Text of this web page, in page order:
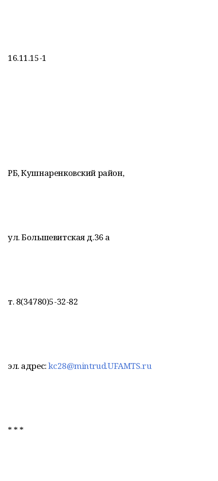
16.11.15-1
РБ, Кушнаренковский район,
ул. Большевитская д.36 а
т. 8(34780)5-32-82
эл. адрес:kc28@mintrud.UFAMTS.ru
* * *